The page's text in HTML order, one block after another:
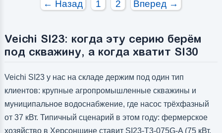
← Назад 1 2 Вперед →
Veichi SI23: когда эту серию берём
под скважину, а когда хватит SI30
Veichi SI23 у нас на складе держим под один тип
клиентов: крупные агропромышленные скважины и
муниципальное водоснабжение, где насос трёхфазный
от 37 кВт. Типичный сценарий в этом году: фермерское
хозяйство в Херсонщине ставит SI23-T3-075G-A (75 кВт,